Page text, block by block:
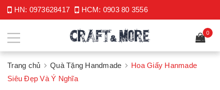
HN: 0973628417 HCM: 0903 80 3556
0
Trang chủ Quà Tặng Handmade
Hoa Giấy Hanmade
Siêu Đẹp Và Ý Nghĩa